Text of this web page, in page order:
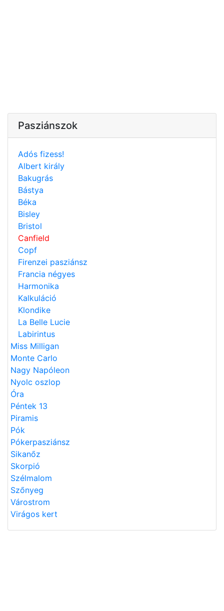
Pasziánszok
Adós fizess!
Albert király
Bakugrás
Bástya
Béka
Bisley
Bristol
Canfield
Copf
Firenzei pasziánsz
Francia négyes
Harmonika
Kalkuláció
Klondike
La Belle Lucie
Labirintus
Miss Milligan
Monte Carlo
Nagy Napóleon
Nyolc oszlop
Óra
Péntek 13
Piramis
Pók
Pókerpasziánsz
Sikanőz
Skorpió
Szélmalom
Szőnyeg
Várostrom
Virágos kert